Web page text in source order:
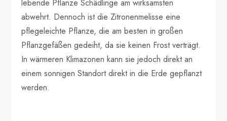
lebende Pflanze Schädlinge am wirksamsten
abwehrt. Dennoch ist die Zitronenmelisse eine
pflegeleichte Pflanze, die am besten in großen
Pflanzgefäßen gedeiht, da sie keinen Frost verträgt.
In wärmeren Klimazonen kann sie jedoch direkt an
einem sonnigen Standort direkt in die Erde gepflanzt
werden.